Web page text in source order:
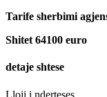
Tarife sherbimi
Shitet 64100 euro
detaje shtese
Lloji i nderteses